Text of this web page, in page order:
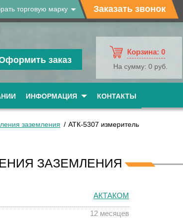
торговую марку Заказать звонок
заказ
Корзина: 0
На сумму: 0 руб.
ИНФОРМАЦИЯ КОНТАКТЫ
заземления
АТК-5307 измеритель
ЗАЗЕМЛЕНИЯ
АКТАКОМ
12 месяцев